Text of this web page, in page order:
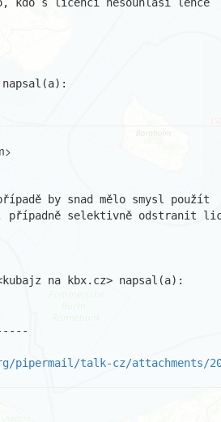
by snad mělo smysl použít
selektivně odstranit
na kbx.cz> napsal(a):
talk-cz/attachments/